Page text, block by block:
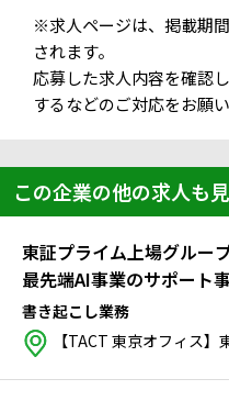
※求人ページは、掲載期
されます。
応募した求人内容を確認
するなどのご対応をお願い
この企業の他の求人も
東証プライム上場グルー
最先端AI事業のサポート
書き起こし業務
【TACT 東京オフィス】東